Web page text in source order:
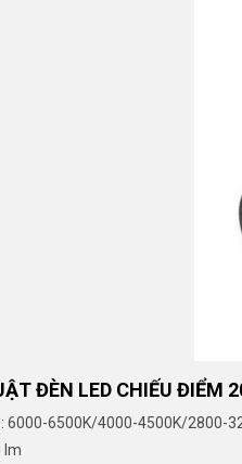
ĐÈN LED CHIẾU ĐIỂM
6000-6500K/4000-4500K/2800-
lm